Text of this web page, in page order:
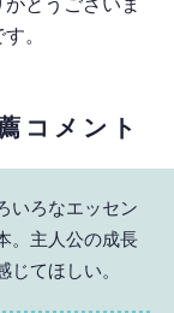
とうございま
。
コメント
いろなエッセン
。主人公の成長
てほしい。